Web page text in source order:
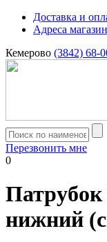
Доставка и
Адреса
Кемерово (3842) 68-
Перезвонить мне
0
нижний